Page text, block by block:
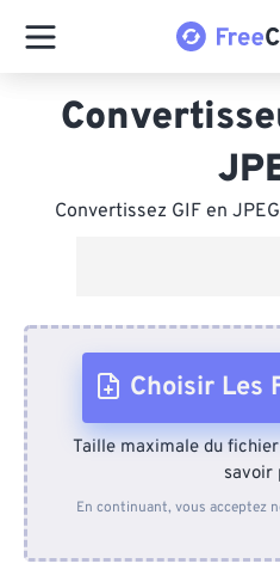
Convertissez GIF en
Choisir Les
Depuis
Taille maximale du
savoir
En continuant, vous acceptez